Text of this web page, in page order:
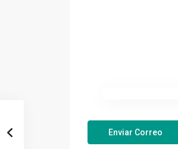
Enviar Correo